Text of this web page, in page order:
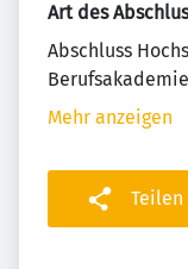
Art des
Abschluss
Berufsakademie
Mehr anzeigen
Teilen